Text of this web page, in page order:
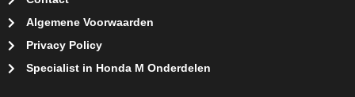
Algemene Voorwaarden
Privacy Policy
Specialist in Honda M Onderdelen